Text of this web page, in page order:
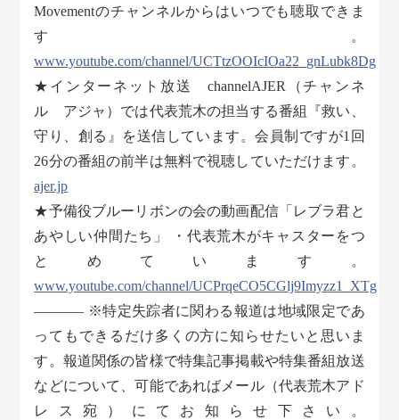
Movementのチャンネルからはいつでも聴取できま
す。
www.youtube.com/channel/UCTtzOOIcIOa22_gnLubk8Dg
★インターネット放送 channelAJER（チャンネ
ル アジャ）では代表荒木の担当する番組『救い、
守り、創る』を送信しています。会員制ですが1回
26分の番組の前半は無料で視聴していただけます。
ajer.jp
★予備役ブルーリボンの会の動画配信「レブラ君と
あやしい仲間たち」 ・代表荒木がキャスターをつ
とめています。
www.youtube.com/channel/UCPrqeCO5CGlj9Imyzz1_XTg
———– ※特定失踪者に関わる報道は地域限定であ
ってもできるだけ多くの方に知らせたいと思いま
す。報道関係の皆様で特集記事掲載や特集番組放送
などについて、可能であればメール（代表荒木アド
レス宛）にてお知らせ下さい。